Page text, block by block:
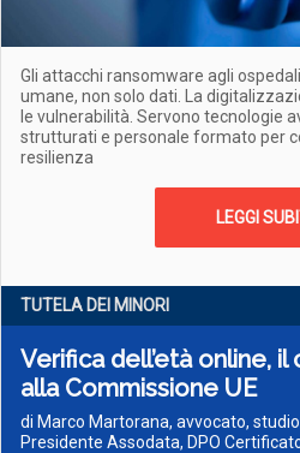
Gli attacchi ransomware agli
umane, non solo dati. La
le vulnerabilità. Servono tecnologie
strutturati e personale formato per
resilienza
LEGGI
TUTELA DEI MINORI
Verifica dell’età online,
alla Commissione UE
di Marco Martorana, avvocato,
Presidente Assodata, DPO